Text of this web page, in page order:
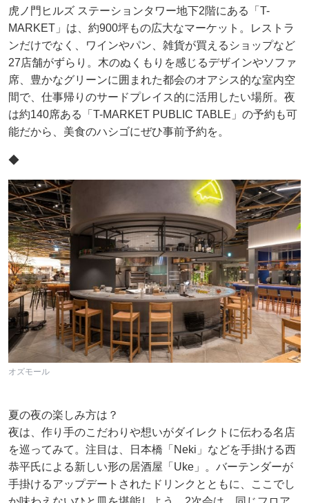
虎ノ門ヒルズ ステーションタワー地下2階にある「T-
MARKET」は、約900坪もの広大なマーケット。レストラ
ンだけでなく、ワインやパン、雑貨が買えるショップなど
27店舗がずらり。木のぬくもりを感じるデザインやソファ
席、豊かなグリーンに囲まれた都会のオアシス的な室内空
間で、仕事帰りのサードプレイス的に活用したい場所。夜
は約140席ある「T-MARKET PUBLIC TABLE」の予約も可
能だから、美食のハシゴにぜひ事前予約を。
◆
オズモール
夏の夜の楽しみ方は？
夜は、作り手のこだわりや想いがダイレクトに伝わる名店
を巡ってみて。注目は、日本橋「Neki」などを手掛ける西
恭平氏による新しい形の居酒屋「Uke」。バーテンダーが
手掛けるアップデートされたドリンクとともに、ここでし